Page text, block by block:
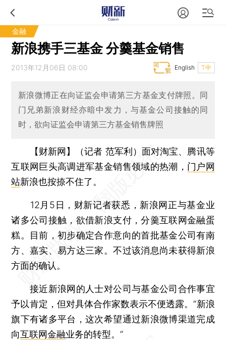
金融
新浪携手三基金 分羹基金销售
2013年12月06日 08:00 T中
English
新浪微博正在向证监会申请第三方基金支付牌照。同
门兄弟新浪财经亦暗中发力，与基金公司接触的同
时，欲向证监会申请第三方基金销售牌照
【财新网】（记者 范军利） 面对淘宝、腾讯等
互联网巨头高调进军基金销售领域的热潮， 门户网
站新浪也按捺不住了。
12月5日，财新记者获悉，新浪网正与基金业
诸多公司接触，欲借新浪支付，分羹互联网金融蛋
糕。目前，初步确定合作意向的首批基金公司有南
方、嘉实、易方达三家。不过该消息尚未获得新浪
方面的确认。
接近新浪网的人士对公司与基金公司合作事宜
予以肯定，但对具体合作家数表示不便透露。“新浪
旗下有诸多平台，这次希望通过新浪微博渠道完成
向互联网金融业务的转型。”